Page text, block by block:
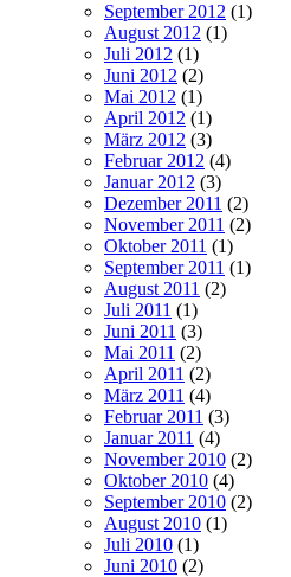
September 2012 (1)
August 2012 (1)
Juli 2012 (1)
Juni 2012 (2)
Mai 2012 (1)
April 2012 (1)
März 2012 (3)
Februar 2012 (4)
Januar 2012 (3)
Dezember 2011 (2)
November 2011 (2)
Oktober 2011 (1)
September 2011 (1)
August 2011 (2)
Juli 2011 (1)
Juni 2011 (3)
Mai 2011 (2)
April 2011 (2)
März 2011 (4)
Februar 2011 (3)
Januar 2011 (4)
November 2010 (2)
Oktober 2010 (4)
September 2010 (2)
August 2010 (1)
Juli 2010 (1)
Juni 2010 (2)